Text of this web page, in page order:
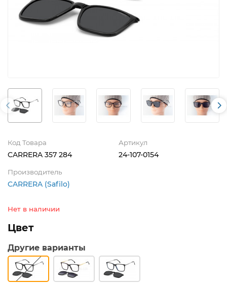
Код Товара
CARRERA 357 284
Артикул
24-107-0154
Производитель
CARRERA (Safilo)
Нет в наличии
Цвет
Другие варианты